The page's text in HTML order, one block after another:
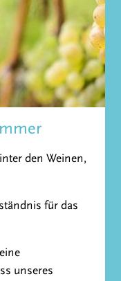
den Weinen,
für das
unseres